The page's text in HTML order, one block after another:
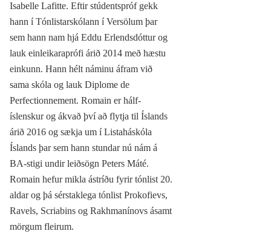
Isabelle Lafitte. Eftir stúdentspróf gekk
hann í Tónlistarskólann í Versölum þar
sem hann nam hjá Eddu Erlendsdóttur og
lauk einleikaraprófi árið 2014 með hæstu
einkunn. Hann hélt náminu áfram við
sama skóla og lauk Diplome de
Perfectionnement. Romain er hálf-
íslenskur og ákvað því að flytja til Íslands
árið 2016 og sækja um í Listaháskóla
Íslands þar sem hann stundar nú nám á
BA-stigi undir leiðsögn Peters Máté.
Romain hefur mikla ástríðu fyrir tónlist 20.
aldar og þá sérstaklega tónlist Prokofievs,
Ravels, Scriabins og Rakhmanínovs ásamt
mörgum fleirum.